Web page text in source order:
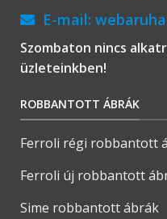
E-mail:
Szombaton nincs
üzleteinkben!
ROBBANTOTT ÁBRÁK
Ferroli régi robbantott
Ferroli új robbantott
Sime robbantott ábrák